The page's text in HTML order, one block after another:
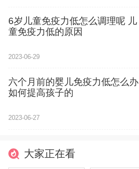
6岁儿童免疫力低怎么调理呢 儿
童免疫力低的原因
2023-06-29
六个月前的婴儿免疫力低怎么办
如何提高孩子的
2023-06-27
大家正在看